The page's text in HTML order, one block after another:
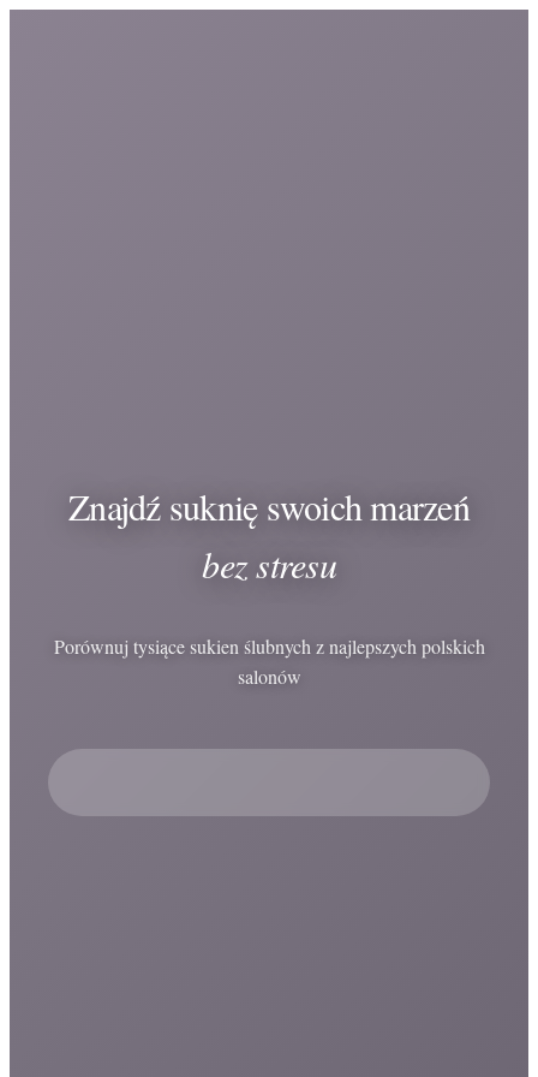
Znajdź suknię swoich marzeń
bez stresu
Porównuj tysiące sukien ślubnych z najlepszych polskich
salonów